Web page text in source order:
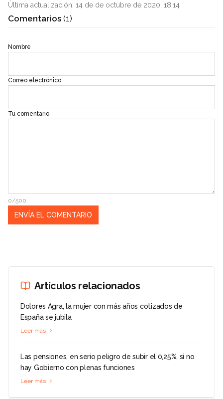
Última actualización: 14 de de octubre de 2020, 18:14
Comentarios (1)
Nombre
Correo electrónico
Tu comentario
0/500
Artículos relacionados
Dolores Agra, la mujer con más años cotizados de
España se jubila
Leer más
Las pensiones, en serio peligro de subir el 0,25%, si no
hay Gobierno con plenas funciones
Leer más